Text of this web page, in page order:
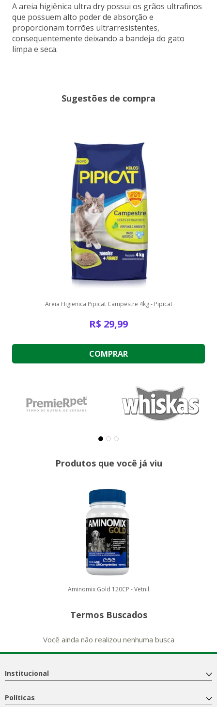
A areia higiênica ultra dry possui os grãos ultrafinos
que possuem alto poder de absorção e
proporcionam torrões ultrarresistentes,
consequentemente deixando a bandeja do gato
limpa e seca.
Sugestões de compra
Areia Higienica Pipicat Campestre 4kg - Pipicat
R$ 29,99
COMPRAR
Produtos que você já viu
Aminomix Gold 120CP - Vetnil
Termos Buscados
Você ainda não realizou nenhuma busca
Institucional
Políticas